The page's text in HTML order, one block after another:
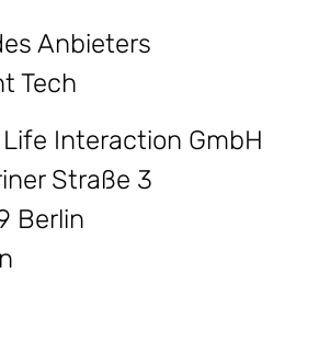
Anbieters
Tech
Life Interaction GmbH
Straße 3
Berlin